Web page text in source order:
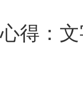
得：